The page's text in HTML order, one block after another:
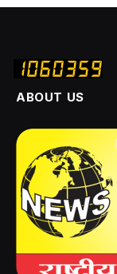
ABOUT US